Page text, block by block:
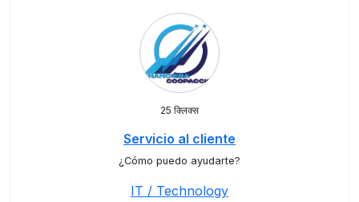
25 क्लिक्स
Servicio al cliente
¿Cómo puedo ayudarte?
IT / Technology